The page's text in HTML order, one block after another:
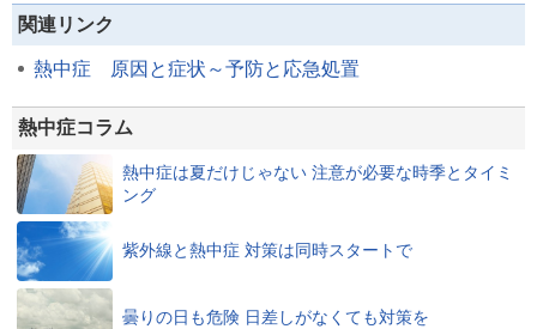
関連リンク
熱中症 原因と症状～予防と応急処置
熱中症コラム
熱中症は夏だけじゃない 注意が必要な時季とタイミ
ング
紫外線と熱中症 対策は同時スタートで
曇りの日も危険 日差しがなくても対策を